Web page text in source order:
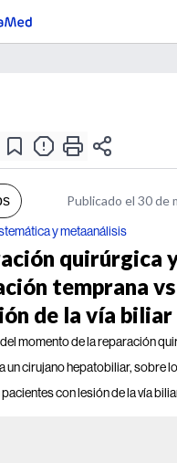
Publicado el 30 de
y metaanálisis
quirúrgica
temprana
de la vía biliar
momento de la reparación
un cirujano hepatobiliar, sobre
con lesión de la vía